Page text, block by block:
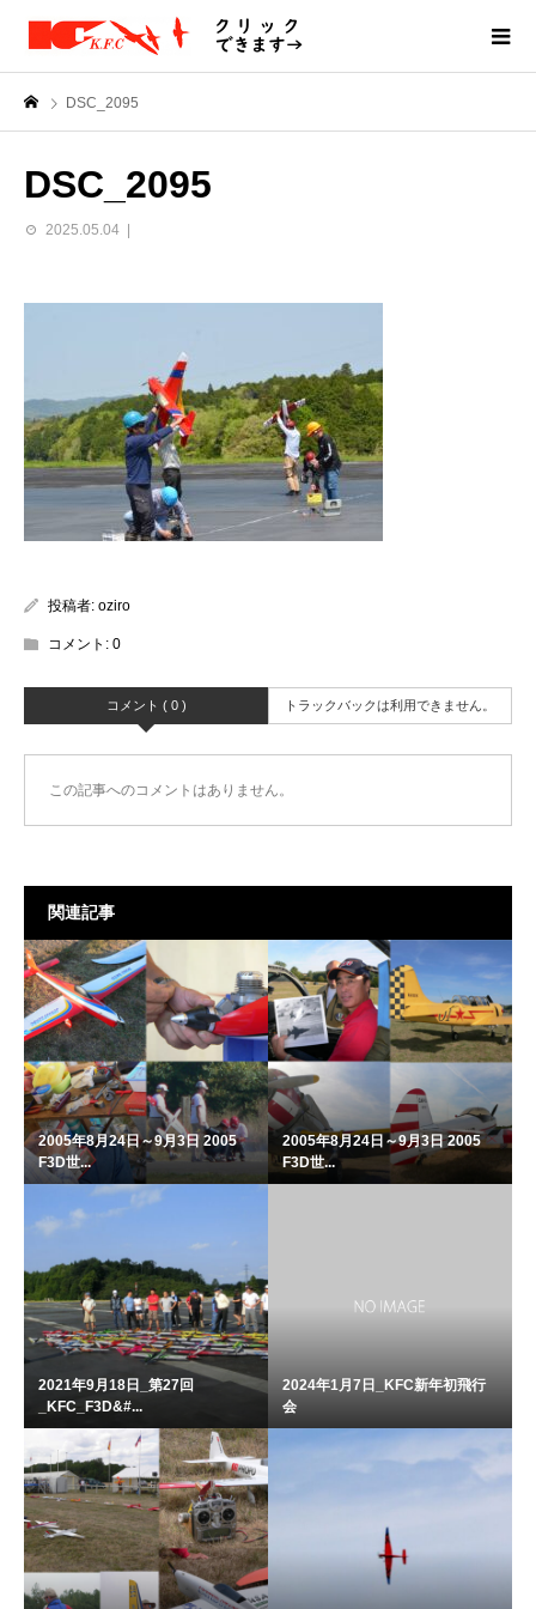
DSC_2095
DSC_2095
2025.05.04
投稿者: oziro
コメント: 0
コメント ( 0 ) トラックバックは利用できません。
この記事へのコメントはありません。
関連記事
2005年8月24日～9月3日 2005
F3D世...
2005年8月24日～9月3日 2005
F3D世...
2021年9月18日_第27回
_KFC_F3D&#...
2024年1月7日_KFC新年初飛行
会